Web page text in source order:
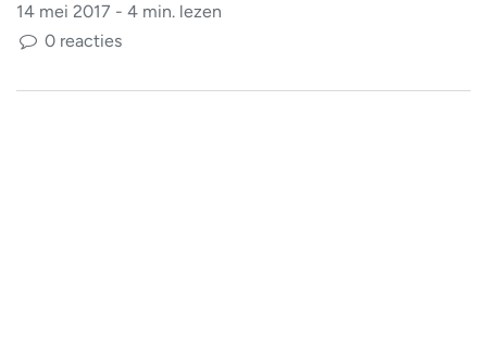
14 mei 2017 - 4 min. lezen
0 reacties